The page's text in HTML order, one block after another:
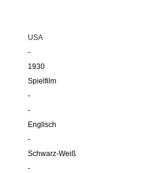
USA
-
1930
Spielfilm
-
-
Englisch
-
Schwarz-Weiß
-